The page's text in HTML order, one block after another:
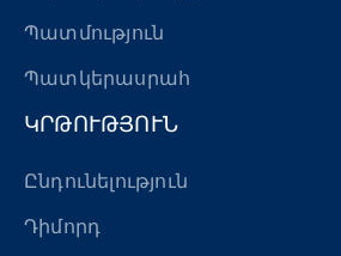
Պատմություն
Պատկերասրահ
ԿՐԹՈՒԹՅՈՒՆ
Ընդունելություն
Դիմորդ